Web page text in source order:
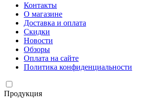
Контакты
О магазине
Доставка и оплата
Скидки
Новости
Обзоры
Оплата на сайте
Политика конфиденциальности
Продукция